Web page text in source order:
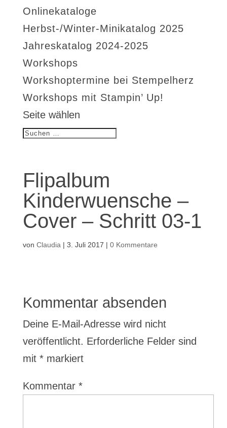
Onlinekataloge
Herbst-/Winter-Minikatalog 2025
Jahreskatalog 2024-2025
Workshops
Workshoptermine bei Stempelherz
Workshops mit Stampin’ Up!
Seite wählen
Flipalbum
Kinderwuensche –
Cover – Schritt 03-1
von Claudia | 3. Juli 2017 | 0 Kommentare
Kommentar absenden
Deine E-Mail-Adresse wird nicht
veröffentlicht. Erforderliche Felder sind
mit *markiert
Kommentar *